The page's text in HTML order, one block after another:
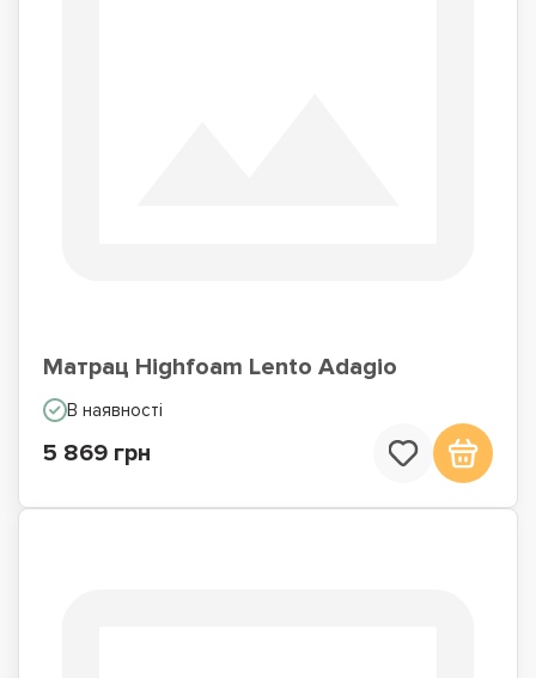
Матрац Highfoam Lento Adagio
В наявності
5 869 грн